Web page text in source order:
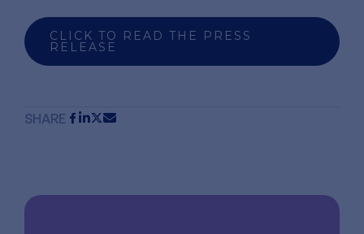
CLICK TO READ THE PRESS
RELEASE
SHARE